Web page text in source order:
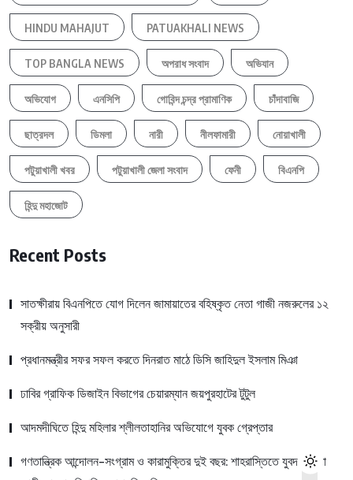
HINDU MAHAJUT PATUAKHALI NEWS
TOP BANGLA NEWS অপরাধ সংবাদ অভিযান
অভিযোগ এনসিপি গোবিন্দ চন্দ্র প্রামাণিক চাঁদাবাজি
ছাত্রদল ডিমলা নারী নীলফামারী নোয়াখালী
পটুয়াখালী খবর পটুয়াখালী জেলা সংবাদ ফেনী বিএনপি
হিন্দু মহাজোট
Recent Posts
সাতক্ষীরায় বিএনপিতে যোগ দিলেন জামায়াতের বহিষ্কৃত নেতা গাজী নজরুলের ১২
সক্রীয় অনুসারী
প্রধানমন্ত্রীর সফর সফল করতে দিনরাত মাঠে ডিসি জাহিদুল ইসলাম মিঞা
ঢাবির গ্রাফিক ডিজাইন বিভাগের চেয়ারম্যান জয়পুরহাটের টুটুল
আদমদীঘিতে হিন্দু মহিলার শ্লীলতাহানির অভিযোগে যুবক গ্রেপ্তার
গণতান্ত্রিক আন্দোলন-সংগ্রাম ও কারামুক্তির দুই বছর: শাহরাস্তিতে যুবদল নেতা